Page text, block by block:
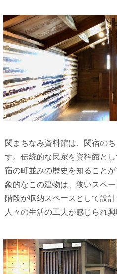
関まちなみ資料館は、関宿の
す。伝統的な民家を資料館と
宿の町並みの歴史を知ること
象的なこの建物は、狭いスペー
階段が収納スペースとして設
人々の生活の工夫が感じられ興